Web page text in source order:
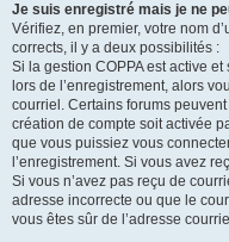
Je suis enregistré mais je ne
Vérifiez, en premier, votre nom
corrects, il y a deux possibilités :
Si la gestion COPPA est active
lors de l’enregistrement, alors
courriel. Certains forums
création de compte soit activée
que vous puissiez vous
l’enregistrement. Si vous avez
Si vous n’avez pas reçu de
adresse incorrecte ou que le
vous êtes sûr de l’adresse